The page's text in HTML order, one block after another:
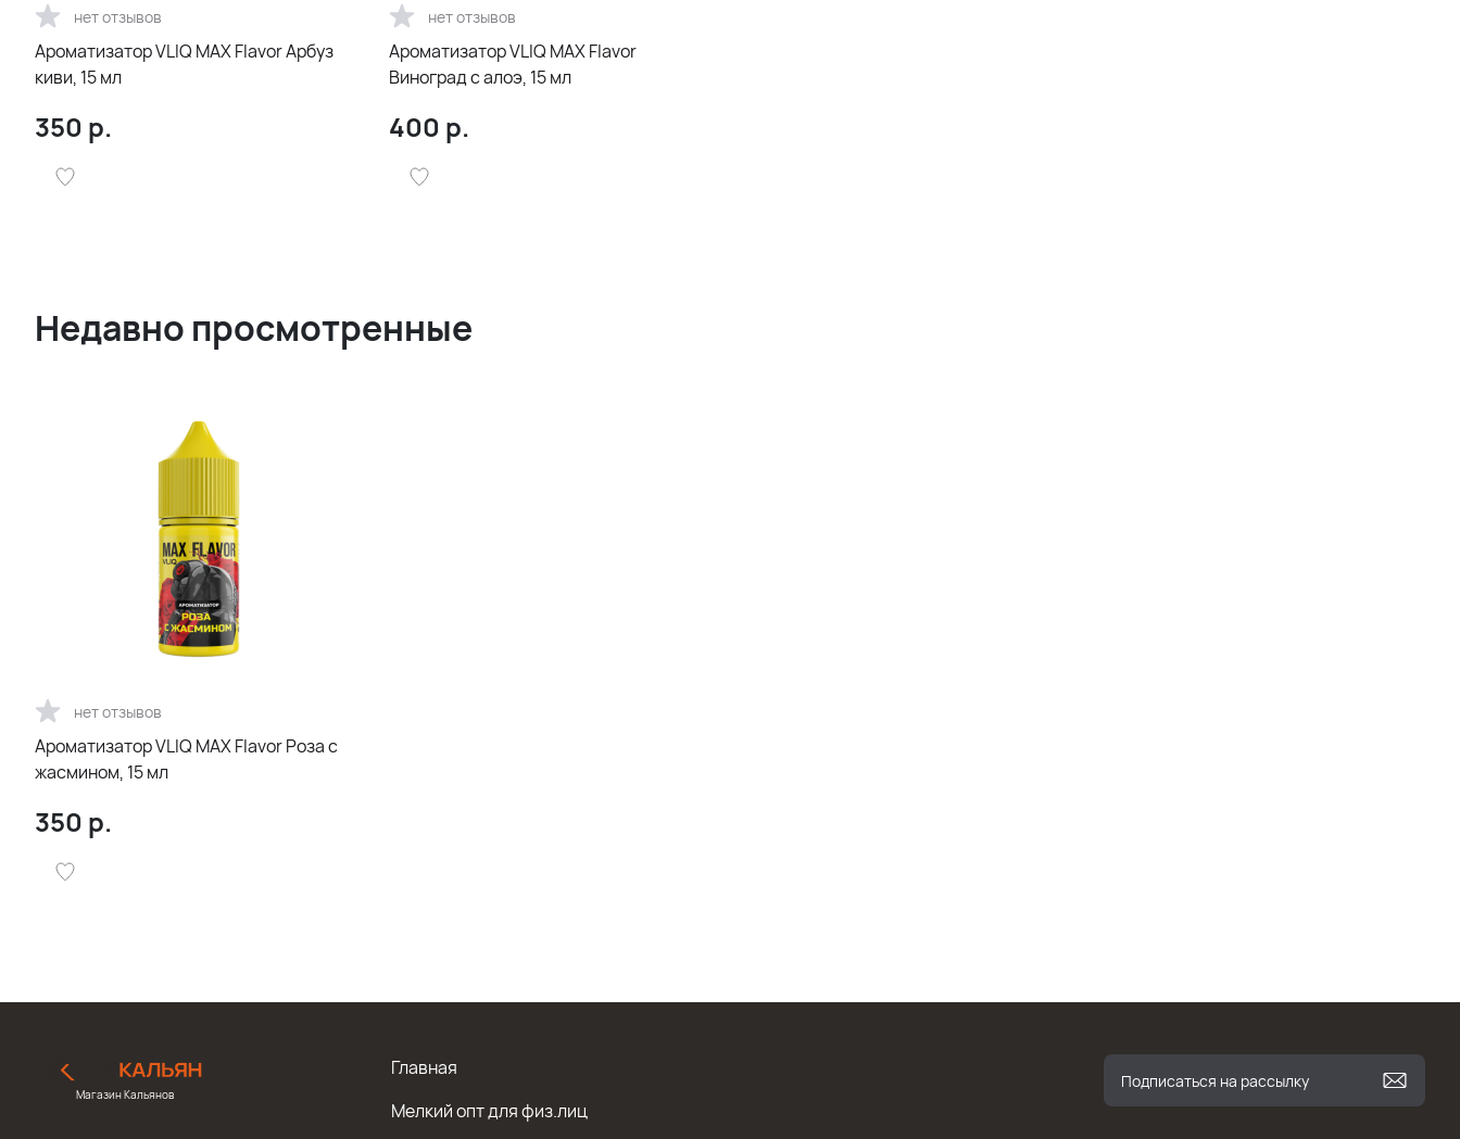
нет отзывов
Ароматизатор VLIQ MAX Flavor Арбуз
киви, 15 мл
350 р.
нет отзывов
Ароматизатор VLIQ MAX Flavor
Виноград с алоэ, 15 мл
400 р.
Недавно просмотренные
нет отзывов
Ароматизатор VLIQ MAX Flavor Роза с
жасмином, 15 мл
350 р.
Магазин Кальянов
Главная
Мелкий опт для физ.лиц